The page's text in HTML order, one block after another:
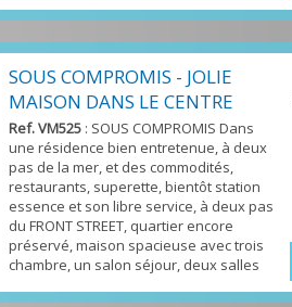
opportunité clé en main dans un cadre
exceptionnel !
SOUS COMPROMIS - JOLIE
MAISON DANS LE CENTRE
D'OYSTER P...
Ref. VM525 : SOUS COMPROMIS Dans
une résidence bien entretenue, à deux
pas de la mer, et des commodités,
restaurants, superette, bientôt station
essence et son libre service, à deux pas
du FRONT STREET, quartier encore
préservé, maison spacieuse avec trois
chambre, un salon séjour, deux salles